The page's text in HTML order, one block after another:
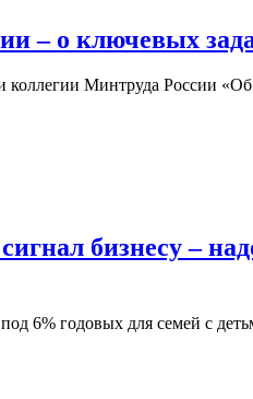
– о ключевых
Минтруда России «Об
бизнесу –
6% годовых для семей с